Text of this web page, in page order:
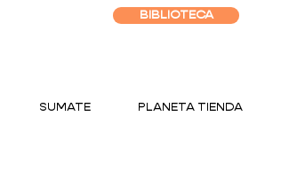
BIBLIOTECA
SUMATE PLANETA TIENDA